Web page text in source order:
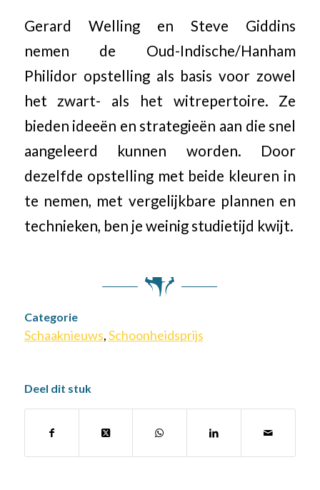
Gerard Welling en Steve Giddins
nemen de Oud-Indische/Hanham
Philidor opstelling als basis voor zowel
het zwart- als het witrepertoire. Ze
bieden ideeën en strategieën aan die snel
aangeleerd kunnen worden. Door
dezelfde opstelling met beide kleuren in
te nemen, met vergelijkbare plannen en
technieken, ben je weinig studietijd kwijt.
Categorie
Schaaknieuws,Schoonheidsprijs
Deel dit stuk